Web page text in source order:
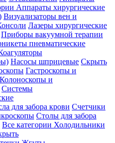
Аппараты хирургические
Визуализаторы вен и
Лазеры хирургические
Приборы вакуумной терапии
пневматические
Насосы шприцевые Скрыть
Гастроскопы и
Колоноскопы и
Системы
для забора крови Счетчики
Столы для забора
Все категории Холодильники